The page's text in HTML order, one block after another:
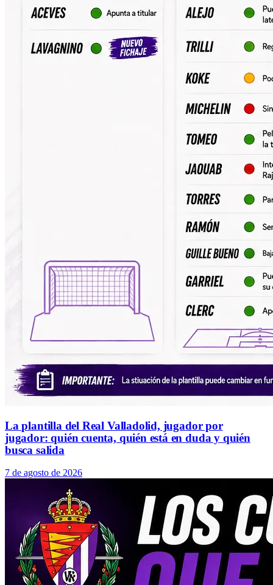
La plantilla del Real Valladolid, jugador por
jugador: quién cuenta, quién está en duda y quién
busca salida
7 de agosto de 2026